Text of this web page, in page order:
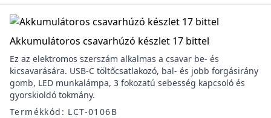
Akkumulátoros csavarhúzó készlet 17 bittel
Ez az elektromos szerszám alkalmas a csavar be- és
kicsavarására. USB-C töltőcsatlakozó, bal- és jobb forgásirány
gomb, LED munkalámpa, 3 fokozatú sebesség kapcsoló és
gyorskioldó tokmány.
Termékkód: LCT-0106B